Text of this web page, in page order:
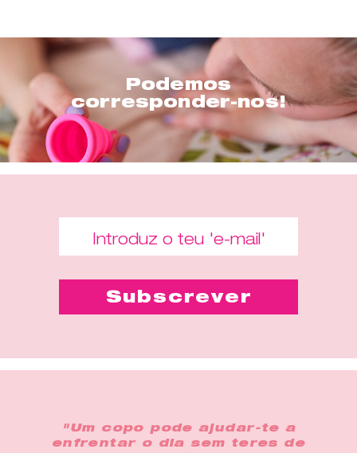
Podemos
corresponder-nos!
"Um copo pode ajudar-te a
enfrentar o dia sem teres de